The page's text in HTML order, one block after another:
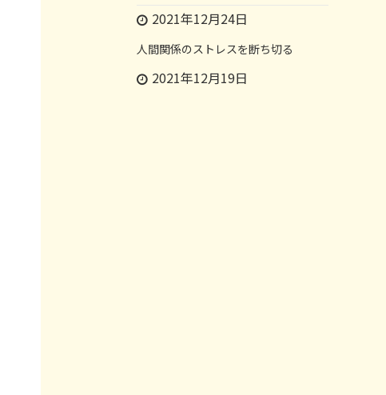
2021年12月24日
人間関係のストレスを断ち切る
2021年12月19日